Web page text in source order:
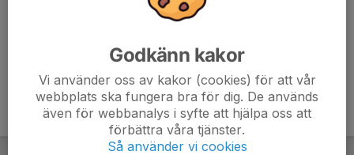
Godkänn kakor
Vi använder oss av kakor (cookies) för att vår
webbplats ska fungera bra för dig. De används
även för webbanalys i syfte att hjälpa oss att
förbättra våra tjänster.
Så använder vi cookies